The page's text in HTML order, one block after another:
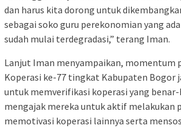
dan harus kita dorong untuk
sebagai soko guru perekonomian yang
sudah mulai terdegradasi,” terang Iman.
Lanjut Iman menyampaikan, momentum
Koperasi ke-77 tingkat Kabupaten Bogor
untuk memverifikasi koperasi yang
mengajak mereka untuk aktif melakukan
memotivasi koperasi lainnya serta